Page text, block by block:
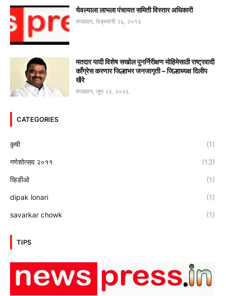
येवल्याला लाभला पंचायत समिती विस्तार अधिकारी
मंगळवार, फेब्रुवारी २६, २०१३
मतदार यादी विशेष सखोल पुनर्निरीक्षण मोहिमेसाठी राष्ट्रवादी
काँग्रेस करणार जिल्हाभर जनजागृती – जिल्हाध्यक्ष दिलीप
खैरे
मंगळवार, जून २३, २०२६
CATEGORIES
कृषी (1)
गणेशोत्सव २०११ (13)
व्हिडीओ (1)
dipak lonari (1)
savarkar chowk (1)
TIPS